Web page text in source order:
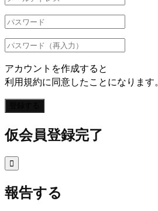
アカウントを作成すると
利用規約に同意したことになります。
仮会員登録完了

報告する